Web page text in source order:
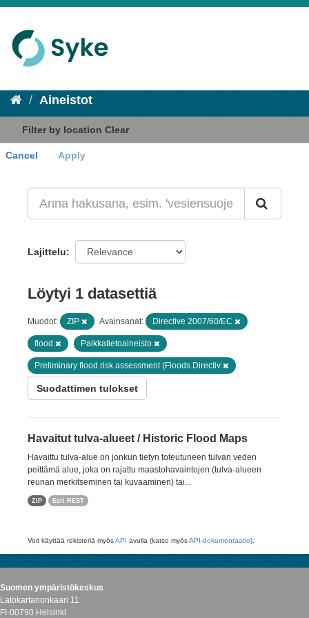
Aineistot
Filter by location Clear
+
Cancel Apply
Lajittelu
Löytyi 1 datasettiä
Muodot: ZIP Avainsanat: Directive 2007/60/EC
flood Paikkatietoaineisto
Preliminary flood risk assessment (Floods Directiv
Suodattimen tulokset
Havaitut tulva-alueet / Historic Flood Maps
Havaittu tulva-alue on jonkun tietyn toteutuneen tulvan veden
peittämä alue, joka on rajattu maastohavaintojen (tulva-alueen
reunan merkitseminen tai kuvaaminen) tai...
ZIP Esri REST
Voit käyttää rekisteriä myösAPI avulla (katso myösAPI-dokumentaatio).
Suomen ympäristökeskus
Latokartanonkaari 11
FI-00790 Helsinki